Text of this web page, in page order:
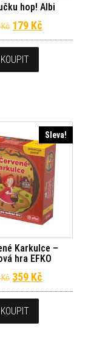
hop! Albi
Kč Původní cena
179 Kč
KOUPIT
259 Kč.
Sleva!
Karkulce –
hra EFKO
Kč Původní cena
359 Kč
KOUPIT